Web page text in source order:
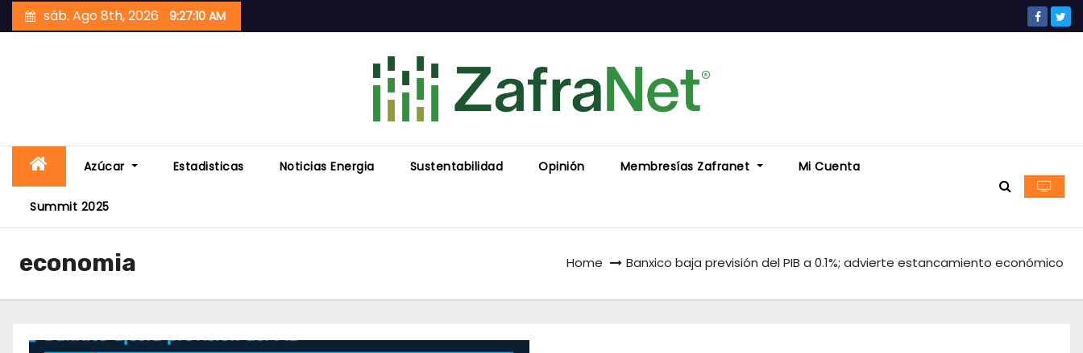
to
sáb. Ago 8th, 2026 9:27:12 AM
Azúcar Estadisticas Noticias Energia Sustentabilidad Opinión Membresías Zafranet Mi Cuenta
Summit 2025
economia Home Banxico baja previsión del PIB a 0.1%; advierte estancamiento económico